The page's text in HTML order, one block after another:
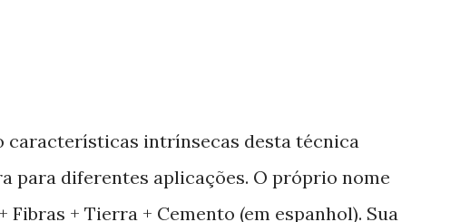
características intrínsecas desta técnica
para diferentes aplicações. O próprio nome
Fibras + Tierra + Cemento (em espanhol). Sua